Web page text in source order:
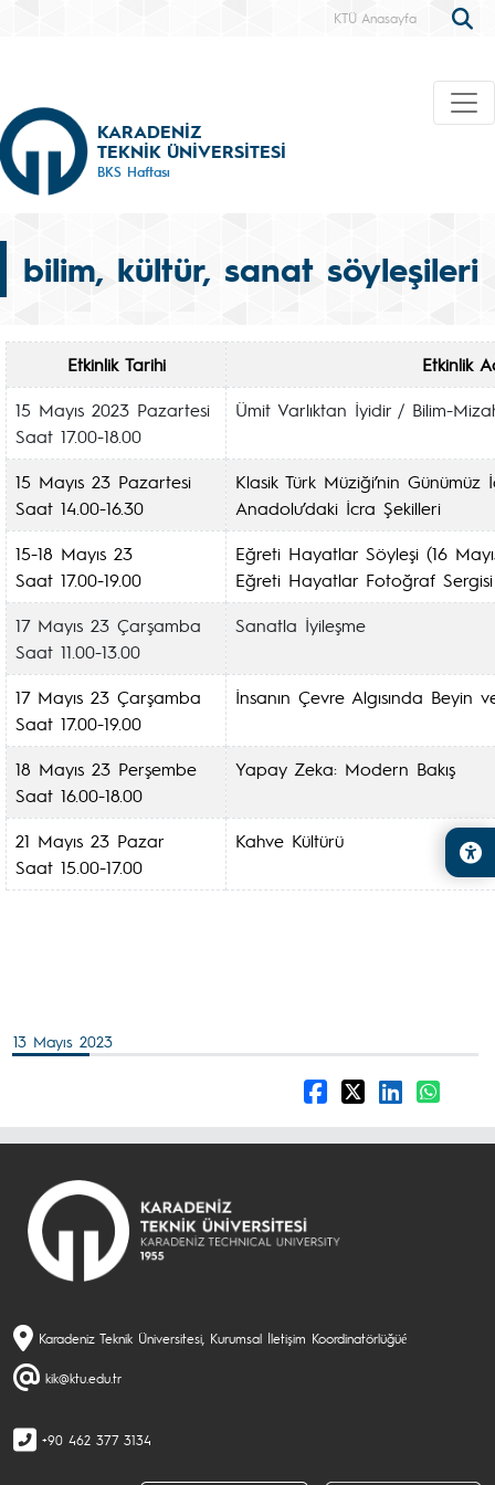
KTÜ Anasayfa
KARADENİZ
TEKNİK ÜNİVERSİTESİ
BKS Haftası
bilim, kültür, sanat söyleşileri
Etkinlik Tarihi
Etkinlik
15 Mayıs 2023 Pazartesi
Saat 17.00-18.00
Ümit Varlıktan İyidir / Bilim-
15 Mayıs 23 Pazartesi
Saat 14.00-16.30
Klasik Türk Müziği’nin Günümüz
Anadolu’daki İcra Şekilleri
15-18 Mayıs 23
Saat 17.00-19.00
Eğreti Hayatlar Söyleşi (16
Eğreti Hayatlar Fotoğraf Sergisi
17 Mayıs 23 Çarşamba
Saat 11.00-13.00
Sanatla İyileşme
17 Mayıs 23 Çarşamba
Saat 17.00-19.00
İnsanın Çevre Algısında Beyin
18 Mayıs 23 Perşembe
Saat 16.00-18.00
Yapay Zeka: Modern Bakış
21 Mayıs 23 Pazar
Saat 15.00-17.00
Kahve Kültürü
13 Mayıs 2023
Karadeniz Teknik Üniversitesi, Kurumsal İletişim Koordinatörlüğüé
kik@ktu.edu.tr
+90 462 377 3134